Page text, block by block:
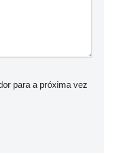
para a próxima vez